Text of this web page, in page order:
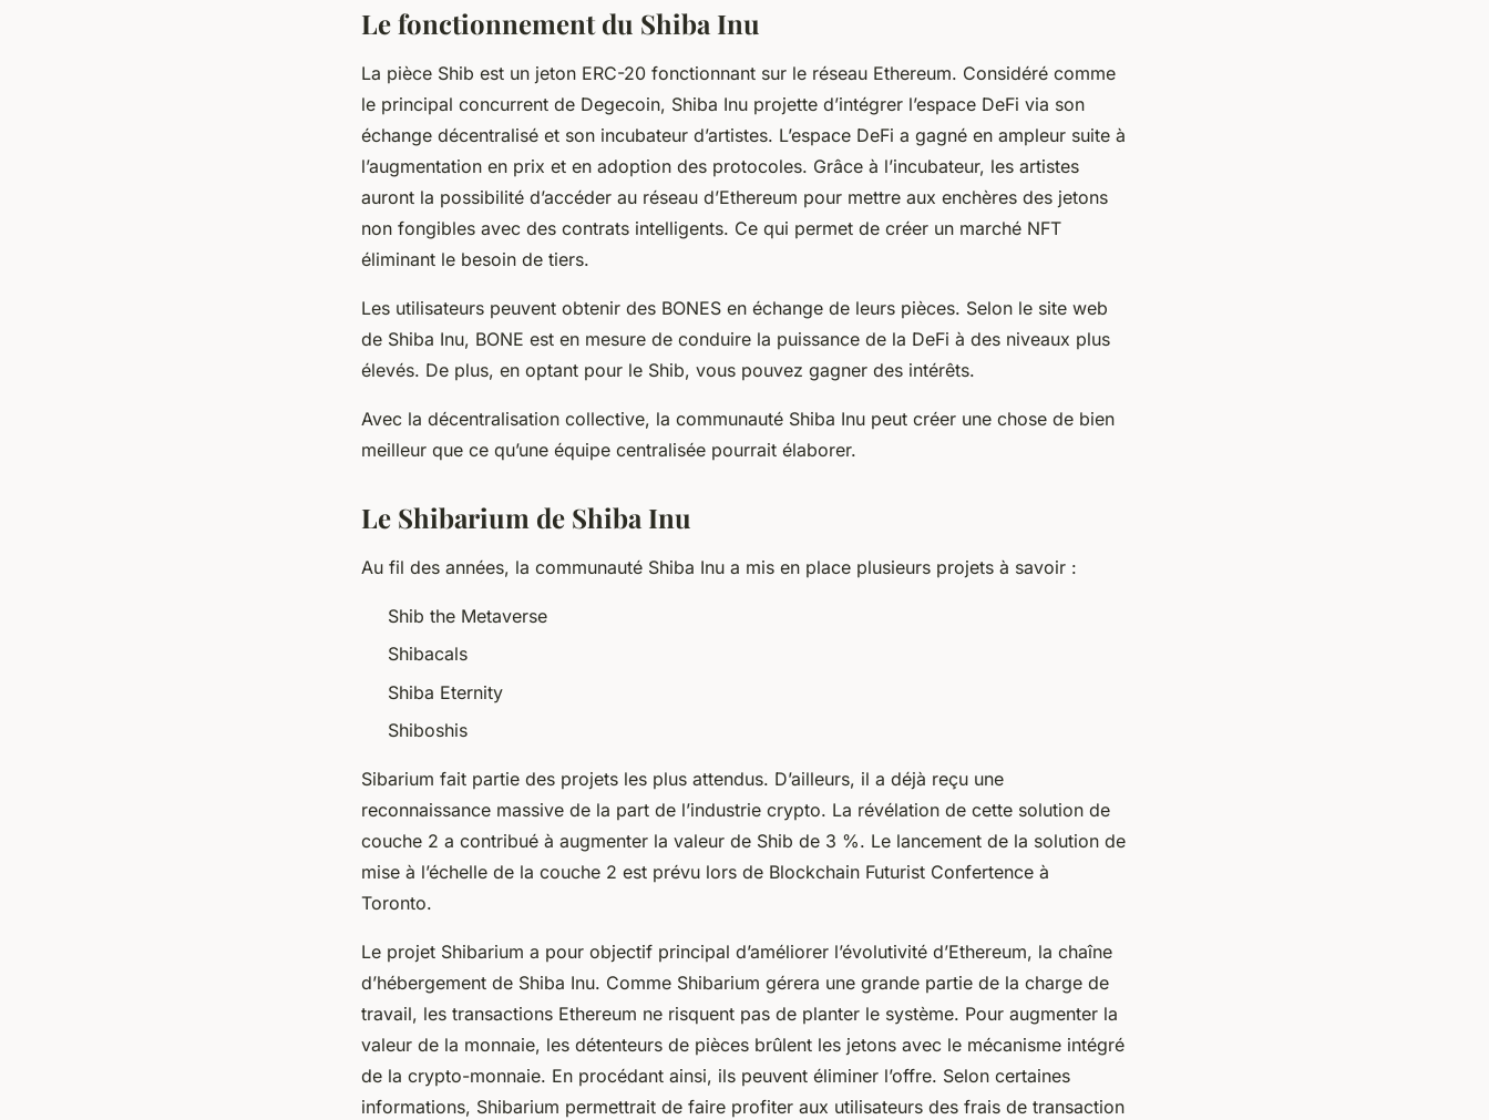
Le fonctionnement du Shiba Inu
La pièce Shib est un jeton ERC-20 fonctionnant sur le réseau Ethereum. Considéré comme
le principal concurrent de Degecoin, Shiba Inu projette d’intégrer l’espace DeFi via son
échange décentralisé et son incubateur d’artistes. L’espace DeFi a gagné en ampleur suite à
l’augmentation en prix et en adoption des protocoles. Grâce à l’incubateur, les artistes
auront la possibilité d’accéder au réseau d’Ethereum pour mettre aux enchères des jetons
non fongibles avec des contrats intelligents. Ce qui permet de créer un marché NFT
éliminant le besoin de tiers.
Les utilisateurs peuvent obtenir des BONES en échange de leurs pièces. Selon le site web
de Shiba Inu, BONE est en mesure de conduire la puissance de la DeFi à des niveaux plus
élevés. De plus, en optant pour le Shib, vous pouvez gagner des intérêts.
Avec la décentralisation collective, la communauté Shiba Inu peut créer une chose de bien
meilleur que ce qu’une équipe centralisée pourrait élaborer.
Le Shibarium de Shiba Inu
Au fil des années, la communauté Shiba Inu a mis en place plusieurs projets à savoir :
Shib the Metaverse
Shibacals
Shiba Eternity
Shiboshis
Sibarium fait partie des projets les plus attendus. D’ailleurs, il a déjà reçu une
reconnaissance massive de la part de l’industrie crypto. La révélation de cette solution de
couche 2 a contribué à augmenter la valeur de Shib de 3 %. Le lancement de la solution de
mise à l’échelle de la couche 2 est prévu lors de Blockchain Futurist Confertence à
Toronto.
Le projet Shibarium a pour objectif principal d’améliorer l’évolutivité d’Ethereum, la chaîne
d’hébergement de Shiba Inu. Comme Shibarium gérera une grande partie de la charge de
travail, les transactions Ethereum ne risquent pas de planter le système. Pour augmenter la
valeur de la monnaie, les détenteurs de pièces brûlent les jetons avec le mécanisme intégré
de la crypto-monnaie. En procédant ainsi, ils peuvent éliminer l’offre. Selon certaines
informations, Shibarium permettrait de faire profiter aux utilisateurs des frais de transaction